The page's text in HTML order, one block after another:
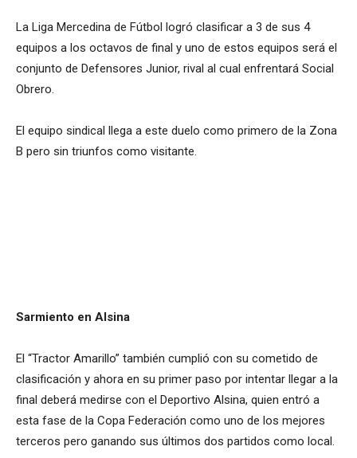
La Liga Mercedina de Fútbol logró clasificar a 3 de sus 4
equipos a los octavos de final y uno de estos equipos será el
conjunto de Defensores Junior, rival al cual enfrentará Social
Obrero.
El equipo sindical llega a este duelo como primero de la Zona
B pero sin triunfos como visitante.
Sarmiento en Alsina
El “Tractor Amarillo” también cumplió con su cometido de
clasificación y ahora en su primer paso por intentar llegar a la
final deberá medirse con el Deportivo Alsina, quien entró a
esta fase de la Copa Federación como uno de los mejores
terceros pero ganando sus últimos dos partidos como local.